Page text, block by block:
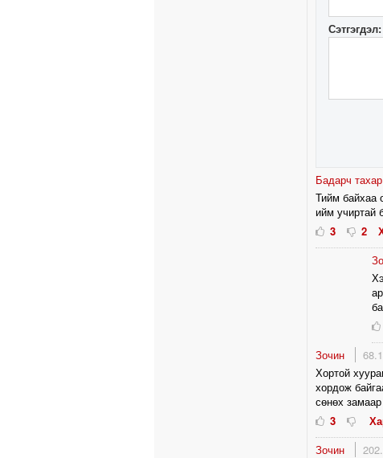
Сэтгэгдэл:
Бадарч тахар
Тийм байхаа
ийм учиртай
3
2
Зочин
Хортой
хордож
сөнөх
3
Зочин